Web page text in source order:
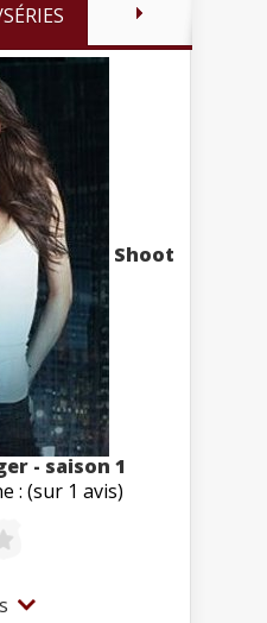
Shoot
- saison 1
: (sur 1 avis)